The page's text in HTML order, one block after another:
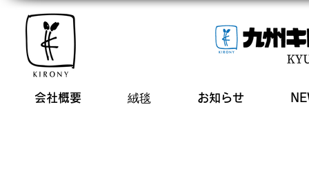
会社概要 絨毯 お知らせ